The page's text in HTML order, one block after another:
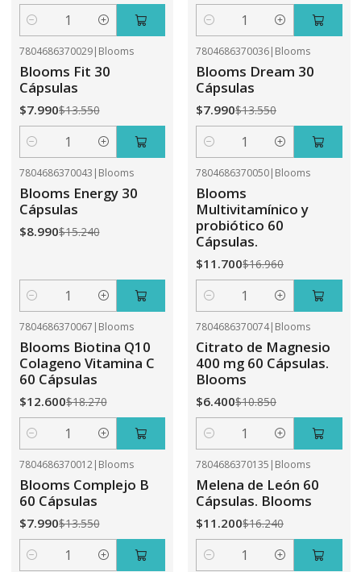
Cantidad Cantidad
7804686370029| Blooms
Blooms Fit 30
Cápsulas
$7.990$13.550
Cantidad
7804686370036| Blooms
Blooms Dream 30
Cápsulas
$7.990$13.550
Cantidad
7804686370043 | Blooms
Blooms Energy 30
Cápsulas
$8.990$15.240
Cantidad
7804686370050| Blooms
Blooms
Multivitamínico y
probiótico 60
Cápsulas.
$11.700$16.960
Cantidad
7804686370067 | Blooms
Blooms Biotina Q10
Colageno Vitamina C
60 Cápsulas
$12.600$18.270
Cantidad
7804686370074| Blooms
Citrato de Magnesio
400 mg 60 Cápsulas.
Blooms
$6.400$10.850
Cantidad
7804686370012| Blooms
Blooms Complejo B
60 Cápsulas
$7.990$13.550
Cantidad
7804686370135 | Blooms
Melena de León 60
Cápsulas. Blooms
$11.200$16.240
Cantidad